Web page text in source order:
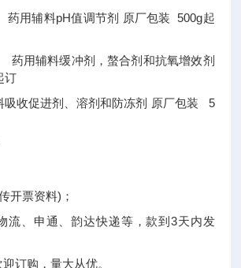
料pH值调节剂 原厂包装 500g起
料缓冲剂，螯合剂和抗氧增效剂
订
促进剂、溶剂和防冻剂 原厂包装 5
开票资料)；
流、申通、韵达快递等，款到3天内发
订购，量大从优。